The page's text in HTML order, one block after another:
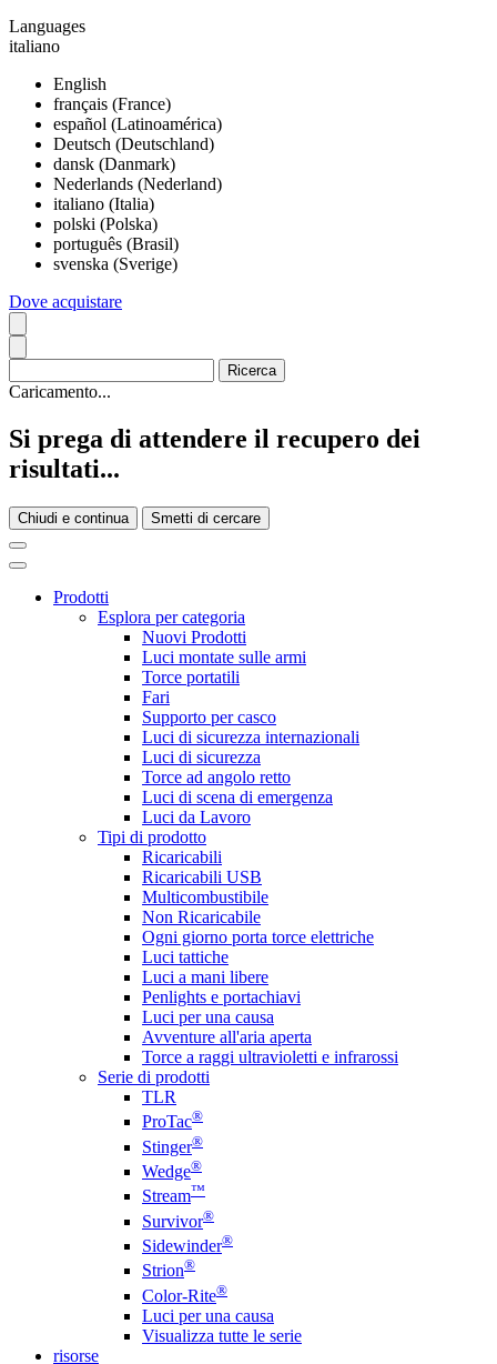
Languages
italiano
English
français (France)
español (Latinoamérica)
Deutsch (Deutschland)
dansk (Danmark)
Nederlands (Nederland)
italiano (Italia)
polski (Polska)
português (Brasil)
svenska (Sverige)
Dove acquistare
Caricamento...
Si prega di attendere il recupero dei
risultati...
Chiudi e continua Smetti di cercare
Prodotti
Esplora per categoria
Nuovi Prodotti
Luci montate sulle armi
Torce portatili
Fari
Supporto per casco
Luci di sicurezza internazionali
Luci di sicurezza
Torce ad angolo retto
Luci di scena di emergenza
Luci da Lavoro
Tipi di prodotto
Ricaricabili
Ricaricabili USB
Multicombustibile
Non Ricaricabile
Ogni giorno porta torce elettriche
Luci tattiche
Luci a mani libere
Penlights e portachiavi
Luci per una causa
Avventure all'aria aperta
Torce a raggi ultravioletti e infrarossi
Serie di prodotti
TLR
ProTac®
Stinger®
Wedge®
Stream™
Survivor®
Sidewinder®
Strion®
Color-Rite®
Luci per una causa
Visualizza tutte le serie
risorse